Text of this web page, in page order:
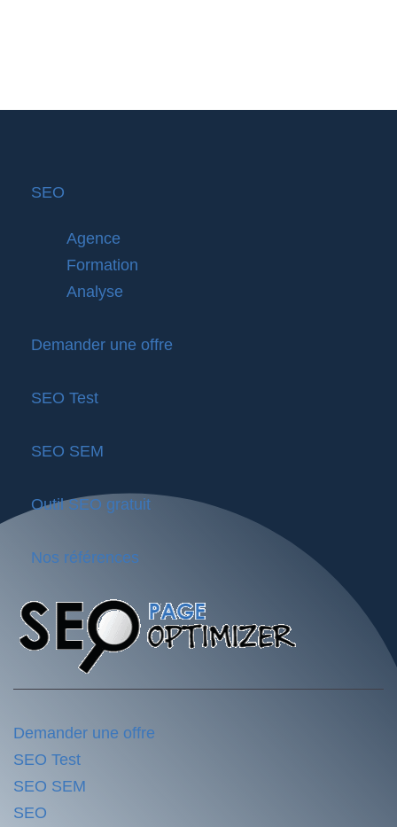
SEO
Agence
Formation
Analyse
Demander une offre
SEO Test
SEO SEM
Outil SEO gratuit
Nos références
Demander une offre
SEO Test
SEO SEM
SEO